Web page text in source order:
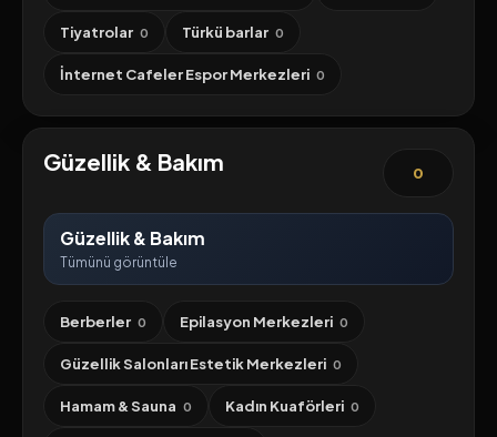
Tiyatrolar 0 Türkü barlar 0
İnternet Cafeler Espor Merkezleri 0
Güzellik & Bakım 0
Güzellik & Bakım
Tümünü görüntüle
Berberler 0 Epilasyon Merkezleri 0
Güzellik Salonları Estetik Merkezleri 0
Hamam & Sauna 0 Kadın Kuaförleri 0